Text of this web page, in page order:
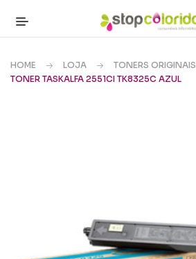
HOME LOJA TONERS ORIGINAIS
TONER TASKALFA 2551CI TK8325C AZUL